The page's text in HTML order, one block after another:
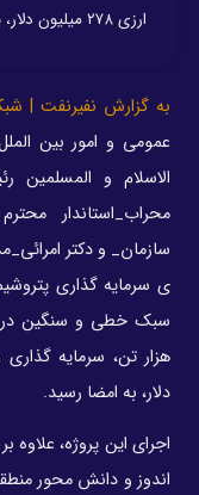
ارزی ۲۷۸ میلیون دلار، به امضا رسید.
به گزارش نفیرنفت |
عمومی و امور بین
الاسلام و
محراب_استاندار
سازمان_ و دکتر
ی سرمایه گذاری
دلار، به امضا رسید.
اجرای این پروژه،
اندوز و دانش محور